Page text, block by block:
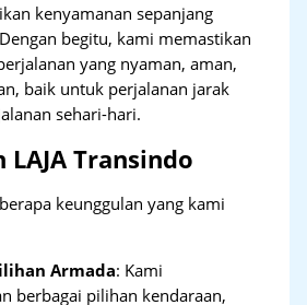
kenyamanan sepanjang
begitu, kami memastikan
yang nyaman, aman,
baik untuk perjalanan jarak
sehari-hari.
LAJA Transindo
keunggulan yang kami
Armada: Kami
berbagai pilihan kendaraan,